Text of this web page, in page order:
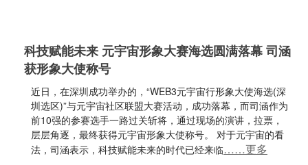
科技赋能未来 元宇宙形象大赛海选圆满落幕 司涵
获形象大使称号
近日，在深圳成功举办的，“WEB3元宇宙行形象大使海选(深
圳选区)”与元宇宙社区联盟大赛活动，成功落幕，而司涵作为
前10强的参赛选手一路过关斩将，通过现场的演讲，拉票，
层层角逐，最终获得元宇宙形象大使称号。 对于元宇宙的看
法，司涵表示，科技赋能未来的时代已经来临……更多